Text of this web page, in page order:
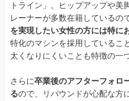
トライン」。ヒップアップや美
レーナーが多数在籍しているので
を実現したい女性の方には特に
特化のマシンを採用しているこ
太くなりにくいことも特徴の一
さらに卒業後のアフターフォロ
るので、リバウンドが心配な方